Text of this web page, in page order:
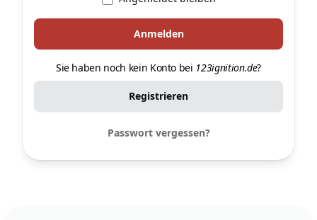
Sie haben noch kein Konto bei 123ignition.de?
Registrieren
Passwort vergessen?